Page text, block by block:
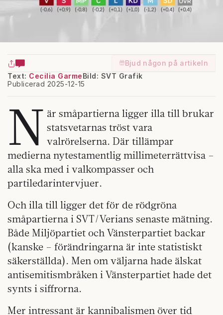
Bjud någon på artikeln
Text: Cecilia Garme
Publicerad 2025-12-15
Bild: SVT Grafik
N är småpartierna ligger illa till brukar
statsvetarnas tröst vara
valrörelserna. Där tillämpar
medierna nytestamentlig millimeterrättvisa –
alla ska med i valkompasser och
partiledarintervjuer.
Och illa till ligger det för de rödgröna
småpartierna i SVT/Verians senaste mätning.
Både Miljöpartiet och Vänsterpartiet backar
(kanske – förändringarna är inte statistiskt
säkerställda). Men om väljarna hade älskat
antisemitismbråken i Vänsterpartiet hade det
synts i siffrorna.
Mer intressant är kannibalismen över tid